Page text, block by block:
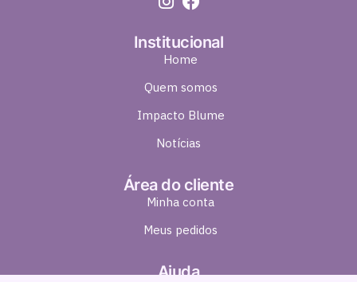
Institucional
Home
Quem somos
Impacto Blume
Notícias
Área do cliente
Minha conta
Meus pedidos
Ajuda